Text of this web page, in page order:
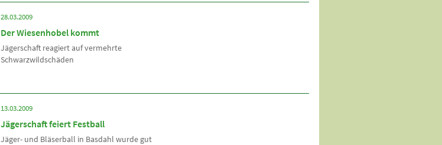
28.03.2009
Der Wiesenhobel kommt
Jägerschaft reagiert auf vermehrte
Schwarzwildschäden
13.03.2009
Jägerschaft feiert Festball
Jäger- und Bläserball in Basdahl wurde gut